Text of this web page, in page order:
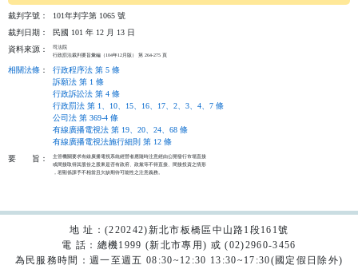
裁判字號：
101年判字第 1065 號
裁判日期：
民國 101 年 12 月 13 日
資料來源：
司法院
行政罰法裁判要旨彙編（104年12月版） 第 264-275 頁
相關法條 ：
行政程序法 第 5 條
訴願法 第 1 條
行政訴訟法 第 4 條
行政罰法 第 1、10、15、16、17、2、3、4、7 條
公司法 第 369-4 條
有線廣播電視法 第 19、20、24、68 條
有線廣播電視法施行細則 第 12 條
要
旨：
主管機關要求有線廣播電視系統經營者應隨時注意經由公開發行市場直接
或間接取得其股份之股東是否有政府、政黨等不得直接、間接投資之情形
，若顯係課予不相當且欠缺期待可能性之注意義務。
地 址：(220242)新北市板橋區中山路1段161號
電 話：總機1999 (新北市專用) 或 (02)2960-3456
為民服務時間：週一至週五 08:30~12:30 13:30~17:30(國定假日除外)